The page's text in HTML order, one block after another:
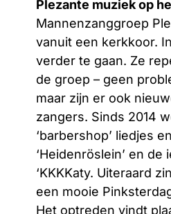
Plezante muziek op
Mannenzanggroep
vanuit een kerkkoor.
verder te gaan. Ze
de groep – geen
maar zijn er ook
zangers. Sinds 2014
‘barbershop’ liedjes
‘Heidenröslein’ en de
‘KKKKaty. Uiteraard
een mooie
Het optreden vindt